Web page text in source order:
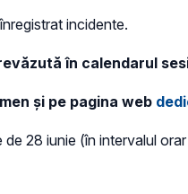
incidente.
în calendarul
și pe pagina web
28 iunie (în intervalul